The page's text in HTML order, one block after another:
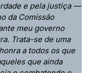
e pela justiça —
da Comissão
meu governo
Trata-se de uma
a todos os que
que ainda